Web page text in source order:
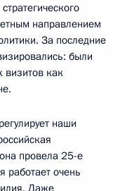
направлением
За последние
были
визитов как
наши
провела 25-е
очень